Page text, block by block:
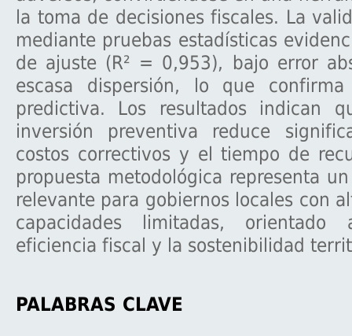
la toma de decisiones fiscales. La
mediante pruebas estadísticas
de ajuste (R² = 0,953), bajo error
escasa dispersión, lo que
predictiva. Los resultados indican
inversión preventiva reduce
costos correctivos y el tiempo de
propuesta metodológica representa
relevante para gobiernos locales con
capacidades limitadas,
eficiencia fiscal y la sostenibilidad
PALABRAS CLAVE